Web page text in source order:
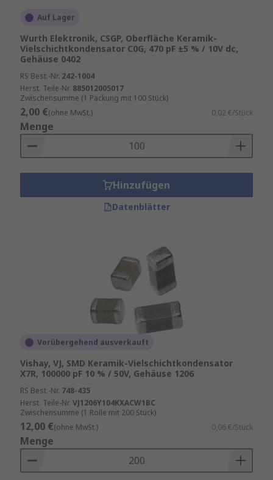
Auf Lager
Wurth Elektronik, CSGP, Oberfläche Keramik-
Vielschichtkondensator C0G, 470 pF ±5 % / 10V dc,
Gehäuse 0402
RS Best.-Nr. 242-1004
Herst. Teile-Nr. 885012005017
Zwischensumme (1 Packung mit 100 Stück)
2,00 €(ohne MwSt.) 0,02 €/Stück
Menge
Hinzufügen
Datenblätter
Vorübergehend ausverkauft
Vishay, VJ, SMD Keramik-Vielschichtkondensator
X7R, 100000 pF 10 % / 50V, Gehäuse 1206
RS Best.-Nr. 748-435
Herst. Teile-Nr. VJ1206Y104KXACW1BC
Zwischensumme (1 Rolle mit 200 Stück)
12,00 €(ohne MwSt.) 0,06 €/Stück
Menge